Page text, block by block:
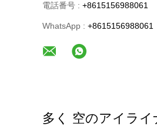
電話番号 : +8615156988061
WhatsApp : +8615156988061
多く 空のアイライ